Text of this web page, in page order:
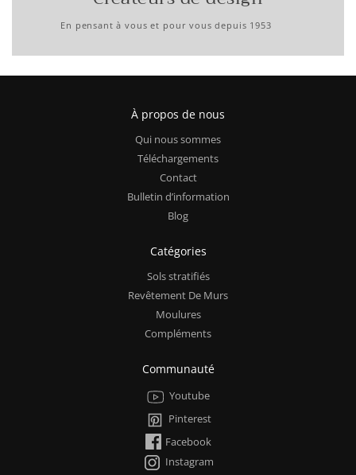
En pensant à vous et pour vous depuis 1953
À propos de nous
Qui nous sommes
Téléchargements
Contact
Bulletin d’information
Blog
Catégories
Sols stratifiés
Revêtement De Murs
Moulures
Compléments
Communauté
Youtube
Pinterest
Facebook
Instagram